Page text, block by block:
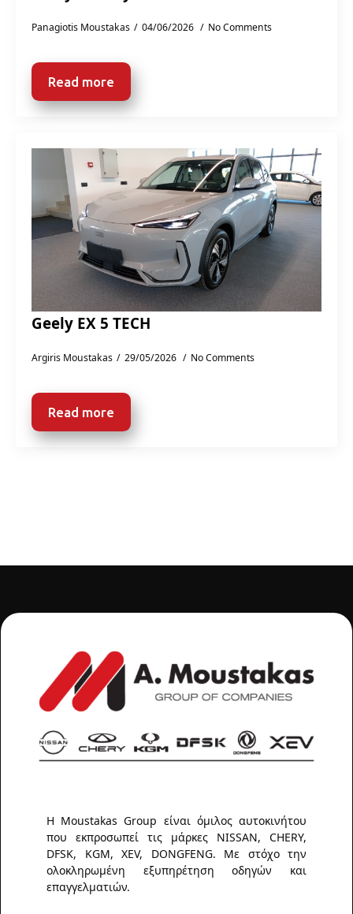
Panagiotis Moustakas 04/06/2026 No Comments
Read more
Geely EX 5 TECH
Argiris Moustakas 29/05/2026 No Comments
Read more
Η Moustakas Group είναι όμιλος αυτοκινήτου
που εκπροσωπεί τις μάρκες NISSAN, CHERY,
DFSK, KGM, XEV, DONGFENG. Με στόχο την
ολοκληρωμένη εξυπηρέτηση οδηγών και
επαγγελματιών.